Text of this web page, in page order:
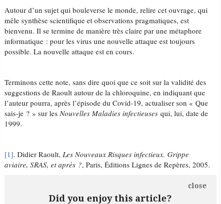
Autour d’un sujet qui bouleverse le monde, relire cet ouvrage, qui
mêle synthèse scientifique et observations pragmatiques, est
bienvenu. Il se termine de manière très claire par une métaphore
informatique : pour les virus une nouvelle attaque est toujours
possible. La nouvelle attaque est en cours.
Terminons cette note, sans dire quoi que ce soit sur la validité des
suggestions de Raoult autour de la chloroquine, en indiquant que
l’auteur pourra, après l’épisode du Covid-19, actualiser son « Que
sais-je ? » sur lesNouvelles Maladies infectieuses qui, lui, date de
1999.
[1]. Didier Raoult,Les Nouveaux Risques infectieux. Grippe
aviaire, SRAS, et après ?, Paris, Éditions Lignes de Repères, 2005.
Did you enjoy this article?
close